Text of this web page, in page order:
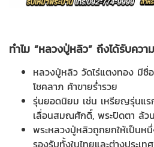
ทำไม “หลวงปู่หลิว” ถึงได้รับคว
หลวงปู่หลิว วัดไร่แตงทอง มีชื่
โชคลาภ ค้าขายร่ำรวย
รุ่นยอดนิยม เช่น เหรียญรุ่นแร
เลื่อนสมณศักดิ์, พระปิดตา ล้ว
พระหลวงปู่หลิวถูกยกให้เป็นห